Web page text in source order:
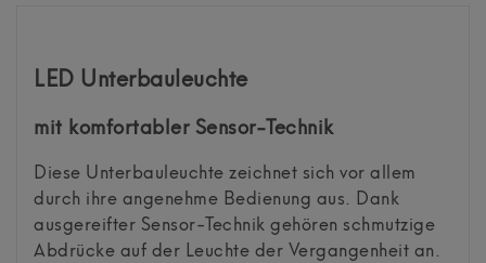
LED Unterbauleuchte
mit komfortabler Sensor-Technik
Diese Unterbauleuchte zeichnet sich vor allem
durch ihre angenehme Bedienung aus. Dank
ausgereifter Sensor-Technik gehören schmutzige
Abdrücke auf der Leuchte der Vergangenheit an.